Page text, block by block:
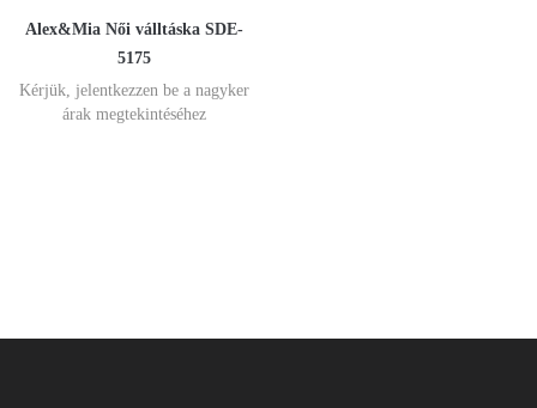
Alex&Mia Női válltáska SDE-
5175
Kérjük, jelentkezzen be a nagyker
árak megtekintéséhez